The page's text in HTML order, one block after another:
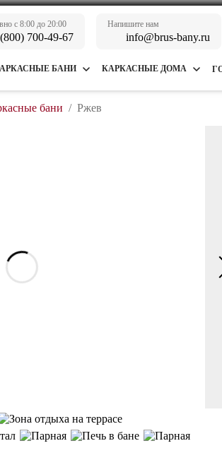
с 8:00 до 20:00
700-49-67
Напишите нам
info@brus-bany.ru
БАНИ КАРКАСНЫЕ ДОМА
бани / Ржев